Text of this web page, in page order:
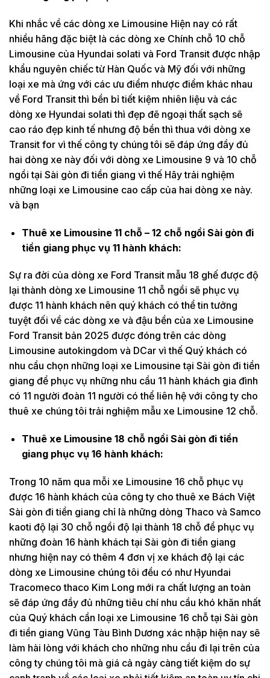
Khi nhắc về các dòng xe Limousine Hiện nay có rất
nhiều hãng đặc biệt là các dòng xe Chính chỗ 10 chỗ
Limousine của Hyundai solati và Ford Transit được nhập
khẩu nguyên chiếc từ Hàn Quốc và Mỹ đối với những
loại xe mà ứng với các ưu điểm nhược điểm khác nhau
về Ford Transit thì bền bỉ tiết kiệm nhiên liệu và các
dòng xe Hyundai solati thì đẹp đẽ ngoại thất sạch sẽ
cao ráo đẹp kinh tế nhưng độ bền thì thua với dòng xe
Transit for vì thế công ty chúng tôi sẽ đáp ứng đầy đủ
hai dòng xe này đối với dòng xe Limousine 9 và 10 chỗ
ngồi tại Sài gòn đi tiền giang vì thế Hãy trải nghiệm
những loại xe Limousine cao cấp của hai dòng xe này.
và bạn
Thuê xe Limousine 11 chỗ – 12 chỗ ngồi Sài gòn đi
tiền giang phục vụ 11 hành khách:
Sự ra đời của dòng xe Ford Transit mẫu 18 ghế được độ
lại thành dòng xe Limousine 11 chỗ ngồi sẽ phục vụ
được 11 hành khách nên quý khách có thể tin tưởng
tuyệt đối về các dòng xe và đậu bền của xe Limousine
Ford Transit bản 2025 được đóng trên các dòng
Limousine autokingdom và DCar vì thế Quý khách có
nhu cầu chọn những loại xe Limousine tại Sài gòn đi tiền
giang để phục vụ những nhu cầu 11 hành khách gia đình
có 11 người đoàn 11 người có thể liên hệ với công ty cho
thuê xe chúng tôi trải nghiệm mẫu xe Limousine 12 chỗ.
Thuê xe Limousine 18 chỗ ngồi Sài gòn đi tiền
giang phục vụ 16 hành khách:
Trong 10 năm qua mỗi xe Limousine 16 chỗ phục vụ
được 16 hành khách của công ty cho thuê xe Bách Việt
Sài gòn đi tiền giang chỉ là những dòng Thaco và Samco
kaoti độ lại 30 chỗ ngồi độ lại thành 18 chỗ để phục vụ
những đoàn 16 hành khách tại Sài gòn đi tiền giang
nhưng hiện nay có thêm 4 đơn vị xe khách độ lại các
dòng xe Limousine chúng tôi đều có như Hyundai
Tracomeco thaco Kim Long mới ra chất lượng an toàn
sẽ đáp ứng đầy đủ những tiêu chí nhu cầu khó khăn nhất
của Quý khách cần loại xe Limousine 16 chỗ tại Sài gòn
đi tiền giang Vũng Tàu Bình Dương xác nhập hiện nay sẽ
làm hài lòng với khách cho những nhu cầu đi lại trên của
công ty chúng tôi mà giá cả ngày càng tiết kiệm do sự